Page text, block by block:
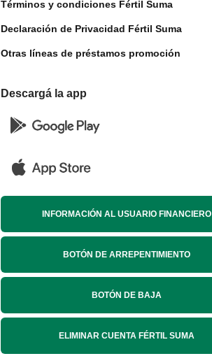
Términos y condiciones Fértil Suma
Declaración de Privacidad Fértil Suma
Otras líneas de préstamos promoción
Descargá la app
INFORMACIÓN AL USUARIO FINANCIERO
BOTÓN DE ARREPENTIMIENTO
BOTÓN DE BAJA
ELIMINAR CUENTA FÉRTIL SUMA